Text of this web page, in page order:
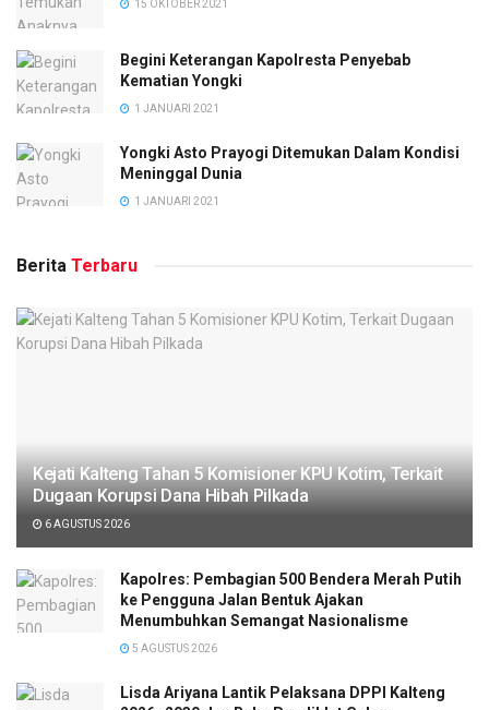
15 OKTOBER 2021
Begini Keterangan Kapolresta Penyebab
Kematian Yongki
1 JANUARI 2021
Yongki Asto Prayogi Ditemukan Dalam Kondisi
Meninggal Dunia
1 JANUARI 2021
Berita Terbaru
Kejati Kalteng Tahan 5 Komisioner KPU Kotim, Terkait
Dugaan Korupsi Dana Hibah Pilkada
6 AGUSTUS 2026
Kapolres: Pembagian 500 Bendera Merah Putih
ke Pengguna Jalan Bentuk Ajakan
Menumbuhkan Semangat Nasionalisme
5 AGUSTUS 2026
Lisda Ariyana Lantik Pelaksana DPPI Kalteng